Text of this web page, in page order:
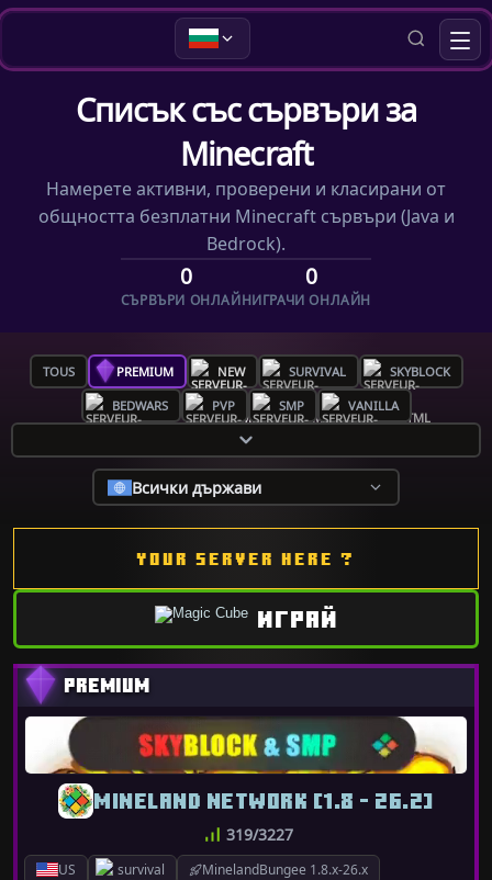
Списък със сървъри за
Minecraft
Намерете активни, проверени и класирани от
общността безплатни Minecraft сървъри (Java и
Bedrock).
0
СЪРВЪРИ ОНЛАЙН
0
ИГРАЧИ ОНЛАЙН
TOUS PREMIUM NEW SURVIVAL SKYBLOCK
BEDWARS PVP SMP VANILLA
Всички държави
YOUR SERVER HERE ?
ИГРАЙ
US survival MinelandBungee 1.8.x-26.x
MINELAND NETWORK [1.8 - 26.2]
319/3227